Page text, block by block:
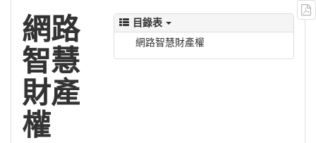
目錄表
網路智慧財產權
網路
智慧
財產
權